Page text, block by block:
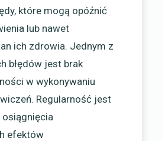
które mogą opóźnić
lub nawet
ich zdrowia. Jednym z
błędów jest brak
w wykonywaniu
Regularność jest
efektów